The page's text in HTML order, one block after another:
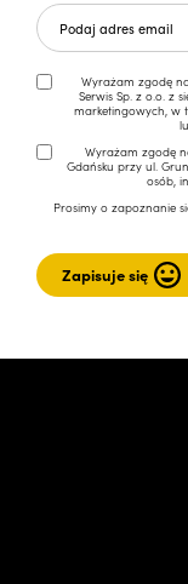
Wyrażam zgodę
Serwis Sp. z o.o. z
marketingowych, w
Wyrażam zgodę
Gdańsku przy ul.
osób,
Prosimy o zapoznanie